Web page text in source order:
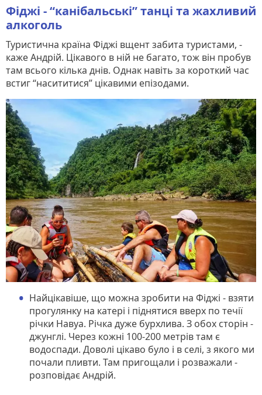
Фіджі - “канібальські” танці та жахливий
алкоголь
Туристична країна Фіджі вщент забита туристами, -
каже Андрій. Цікавого в ній не багато, тож він пробув
там всього кілька днів. Однак навіть за короткий час
встиг “насититися” цікавими епізодами.
Найцікавіше, що можна зробити на Фіджі - взяти
прогулянку на катері і піднятися вверх по течії
річки Навуа. Річка дуже бурхлива. З обох сторін -
джунглі. Через кожні 100-200 метрів там є
водоспади. Доволі цікаво було і в селі, з якого ми
почали пливти. Там пригощали і розважали -
розповідає Андрій.